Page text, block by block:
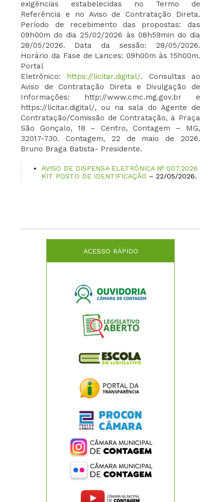
exigências estabelecidas no Termo de
Referência e no Aviso de Contratação Direta.
Período de recebimento das propostas: das
09h00m do dia 25/02/2026 às 08h59min do dia
28/05/2026. Data da sessão: 28/05/2026.
Horário da Fase de Lances: 09h00m às 15h00m.
Portal
Eletrônico:
https://licitar.digital/. Consultas ao
Aviso de Contratação Direta e Divulgação de
Informações: http://www.cmc.mg.gov.br e
https://licitar.digital/, ou na sala do Agente de
Contratação/Comissão de Contratação, à Praça
São Gonçalo, 18 – Centro, Contagem – MG,
32017-730. Contagem, 22 de maio de 2026.
Bruno Braga Batista- Presidente.
AVISO DE DISPENSA ELETRÔNICA Nº 007.2026
KIT POSTO DE IDENTIFICAÇÃO – 22/05/2026.
ACESSO RÁPIDO